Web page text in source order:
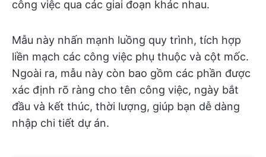
công việc qua các giai đoạn khác nhau.
Mẫu này nhấn mạnh luồng quy trình, tích hợp
liền mạch các công việc phụ thuộc và cột mốc.
Ngoài ra, mẫu này còn bao gồm các phần được
xác định rõ ràng cho tên công việc, ngày bắt
đầu và kết thúc, thời lượng, giúp bạn dễ dàng
nhập chi tiết dự án.